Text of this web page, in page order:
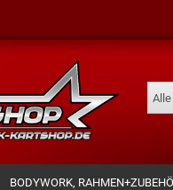
Alle
BODYWORK,